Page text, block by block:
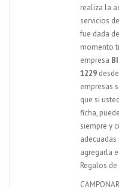
realiza la
servicios de
fue dada
momento
empresa
1229
empresas
que si
ficha,
siempre y
agregarla
Regalos